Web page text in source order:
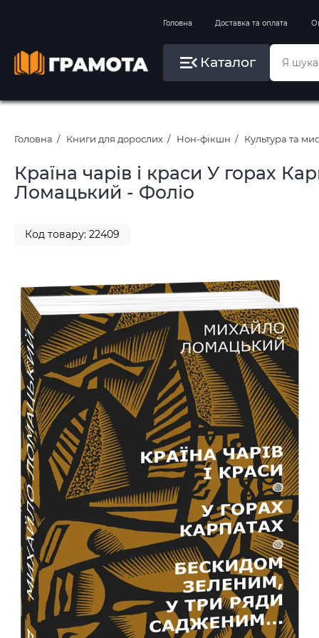
Головна Доставка та оплата
Каталог
Вправи на зимові канікули
Літо, пляж, плавання, басейни
Картини за номерами
Головна Книги для дорослих Нон-фікшн Культура та
Країна чарів і краси У горах
Ломацький - Фоліо
Код товару: 22409